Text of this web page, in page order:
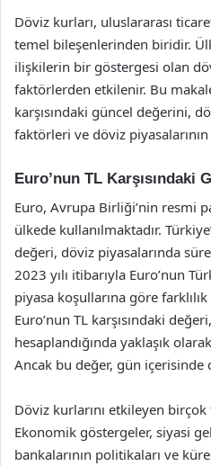
Döviz kurları, uluslararası
temel bileşenlerinden biridir.
ilişkilerin bir göstergesi olan
faktörlerden etkilenir. Bu
karşısındaki güncel değerini,
faktörleri ve döviz
Euro’nun TL Karşısındaki
Euro, Avrupa Birliği’nin resmi
ülkede kullanılmaktadır.
değeri, döviz piyasalarında
2023 yılı itibarıyla Euro’nun
piyasa koşullarına göre
Euro’nun TL karşısındaki
hesaplandığında yaklaşık
Ancak bu değer, gün
Döviz kurlarını etkileyen
Ekonomik göstergeler, siyasi
bankalarının politikaları ve